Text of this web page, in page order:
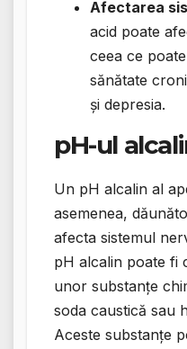
Afectarea
acid poate
ceea ce
sănătate
și depresia.
pH-ul
Un pH alcalin al
asemenea,
afecta sistemul
pH alcalin poate fi
unor substanțe
soda caustică sau
Aceste substanțe